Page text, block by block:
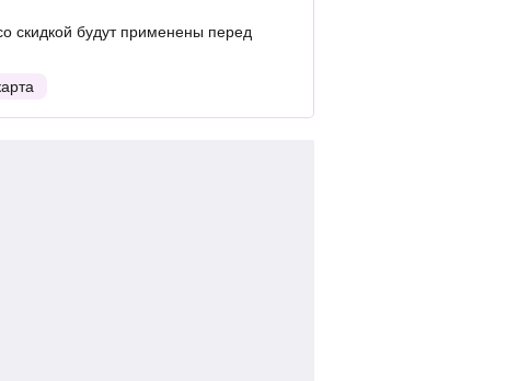
будут применены перед